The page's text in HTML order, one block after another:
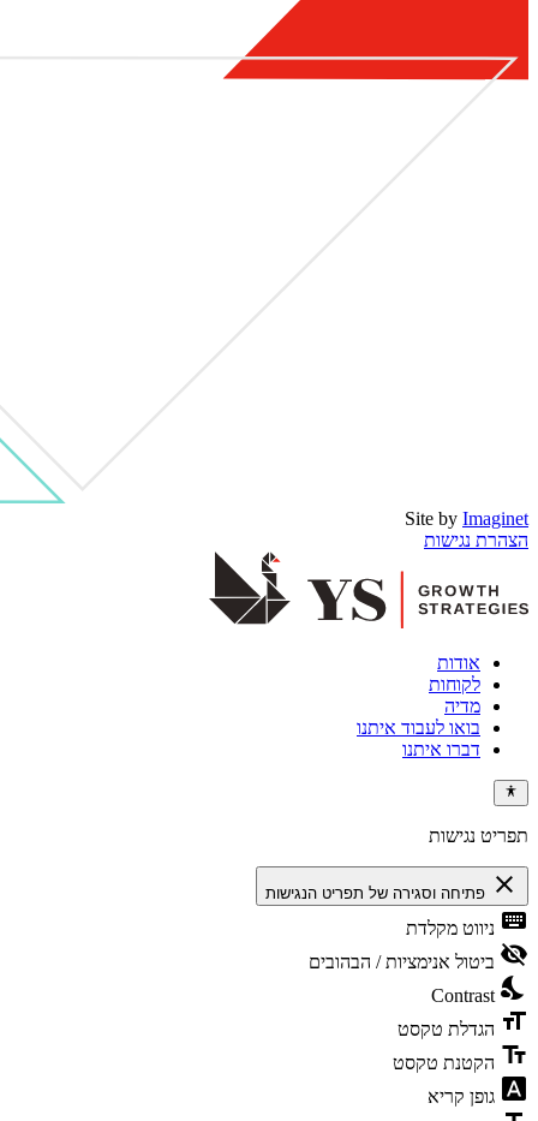
Site by Imaginet
הצהרת נגישות
אודות
לקוחות
מדיה
בואו לעבוד איתנו
דברו איתנו
תפריט נגישות
close פתיחה וסגירה של תפריט הנגישות
keyboard ניווט מקלדת
visibility_off ביטול אנימציות / הבהובים
nights_stay
Contrast
format_size הגדלת טקסט
text_fields הקטנת טקסט
font_download גופן קריא